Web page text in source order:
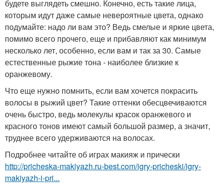
будете выглядеть смешно. Конечно, есть такие лица,
которым идут даже самые невероятные цвета, однако
подумайте: надо ли вам это? Ведь смелые и яркие цвета,
помимо всего прочего, еще и прибавляют как минимум
несколько лет, особенно, если вам и так за 30. Самые
естественные рыжие тона - наиболее близкие к
оранжевому.
Что еще нужно помнить, если вам хочется покрасить
волосы в рыжий цвет? Такие оттенки обесцвечиваются
очень быстро, ведь молекулы красок оранжевого и
красного тонов имеют самый большой размер, а значит,
труднее всего удерживаются на волосах.
Подробнее читайте об играх макияж и прически
http://pricheska-makiyazh.ru-best.com/igry-pricheski/igry-
makiyazh-i-pri...